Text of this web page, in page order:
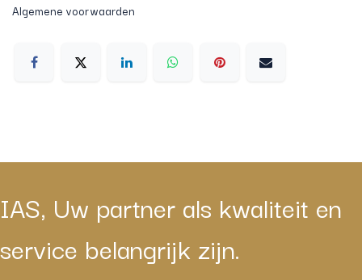
Algemene voorwaarden
IAS, Uw partner als kwaliteit en
service belangrijk zijn.